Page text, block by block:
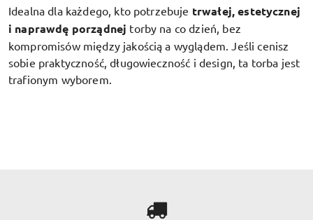
Idealna dla każdego, kto potrzebuje trwałej, estetycznej
i naprawdę porządnej torby na co dzień, bez
kompromisów między jakością a wyglądem. Jeśli cenisz
sobie praktyczność, długowieczność i design, ta torba jest
trafionym wyborem.